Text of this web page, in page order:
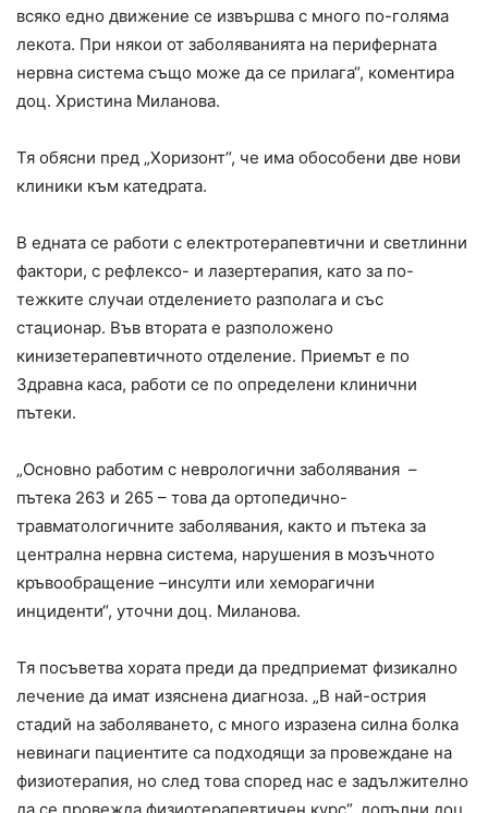
всяко едно движение се извършва с много по-голяма
лекота. При някои от заболяванията на периферната
нервна система също може да се прилага“, коментира
доц. Христина Миланова.
Тя обясни пред „Хоризонт“, че има обособени две нови
клиники към катедрата.
В едната се работи с електротерапевтични и светлинни
фактори, с рефлексо- и лазертерапия, като за по-
тежките случаи отделението разполага и със
стационар. Във втората е разположено
кинизетерапевтичното отделение. Приемът е по
Здравна каса, работи се по определени клинични
пътеки.
„Основно работим с неврологични заболявания –
пътека 263 и 265 – това да ортопедично-
травматологичните заболявания, както и пътека за
централна нервна система, нарушения в мозъчното
кръвообращение –инсулти или хеморагични
инциденти“, уточни доц. Миланова.
Тя посъветва хората преди да предприемат физикално
лечение да имат изяснена диагноза. „В най-острия
стадий на заболяването, с много изразена силна болка
невинаги пациентите са подходящи за провеждане на
физиотерапия, но след това според нас е задължително